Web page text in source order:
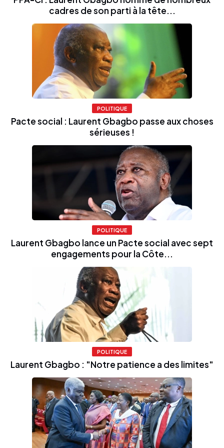
cadres de son parti à la tête...
POLITIQUE
Pacte social : Laurent Gbagbo passe aux choses
sérieuses !
POLITIQUE
Laurent Gbagbo lance un Pacte social avec sept
engagements pour la Côte...
POLITIQUE
Laurent Gbagbo : "Notre patience a des limites"